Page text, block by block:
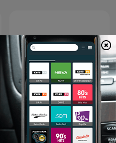
Oigamos la Respuesta-
ICECU